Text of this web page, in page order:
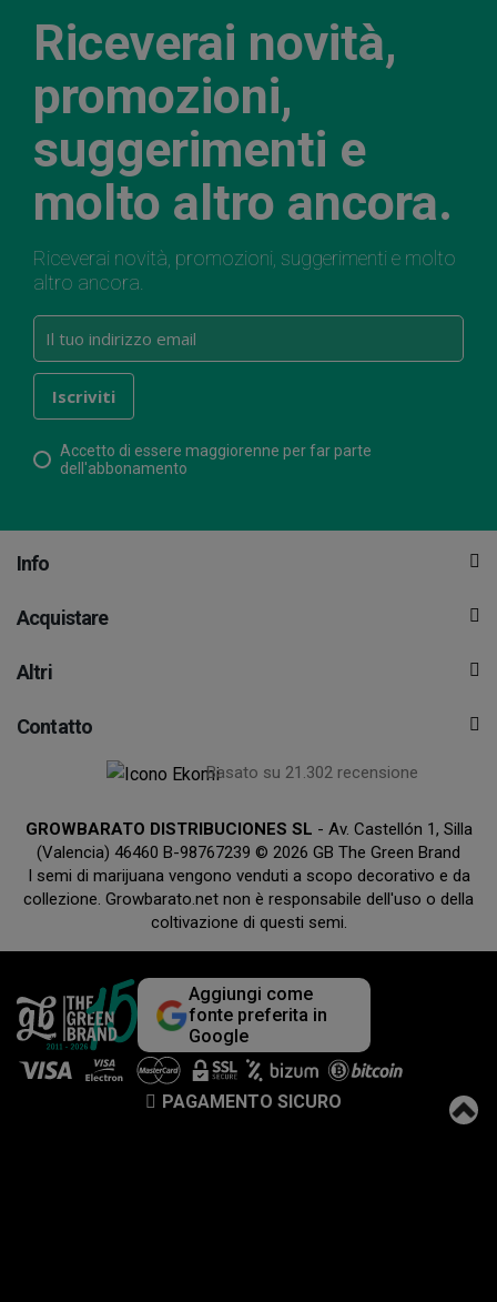
Riceverai novità,
promozioni,
suggerimenti e
molto altro ancora.
Riceverai novità, promozioni, suggerimenti e molto
altro ancora.
Accetto di essere maggiorenne per far parte
dell'abbonamento
Info
Acquistare
Altri
Contatto
Basato su 21.302 recensione
GROWBARATO DISTRIBUCIONES SL - Av. Castellón 1, Silla
(Valencia) 46460 B-98767239 © 2026 GB The Green Brand
I semi di marijuana vengono venduti a scopo decorativo e da
collezione. Growbarato.net non è responsabile dell'uso o della
coltivazione di questi semi.
Aggiungi come
fonte preferita in
Google
PAGAMENTO SICURO